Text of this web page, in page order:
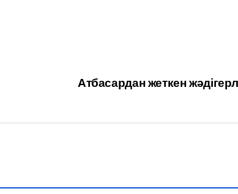
Атбасардан жеткен